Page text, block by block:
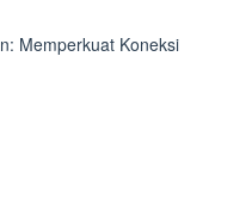
Memperkuat Koneksi